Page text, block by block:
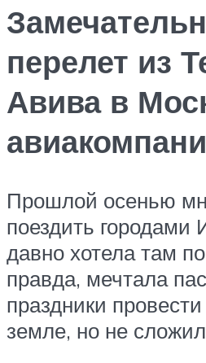
перелет из
Авива в
Прошлой осенью
поездить городами
давно хотела там
правда, мечтала
праздники
земле, но не